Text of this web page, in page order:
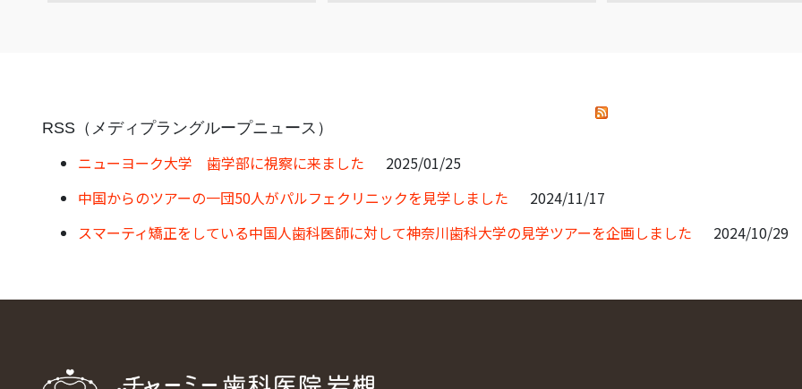
RSS（メディプラングループニュース）
ニューヨーク大学 歯学部に視察に来ました
2025/01/25
中国からのツアーの一団50人がパルフェクリニックを見学しました
2024/11/17
スマーティ矯正をしている中国人歯科医師に対して神奈川歯科大学の見学ツアーを企画しました
2024/10/29